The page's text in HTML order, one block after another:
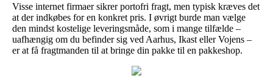
Visse internet firmaer sikrer portofri fragt, men typisk kræves det
at der indkøbes for en konkret pris. I øvrigt burde man vælge
den mindst kostelige leveringsmåde, som i mange tilfælde –
uafhængig om du befinder sig ved Aarhus, Ikast eller Vojens –
er at få fragtmanden til at bringe din pakke til en pakkeshop.